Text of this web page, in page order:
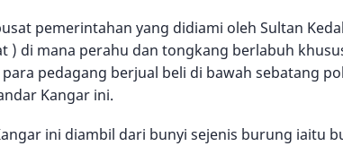
pemerintahan yang didiami oleh Sultan
di mana perahu dan tongkang berlabuh
pedagang berjual beli di bawah sebatang
Kangar ini.
ini diambil dari bunyi sejenis burung iaitu